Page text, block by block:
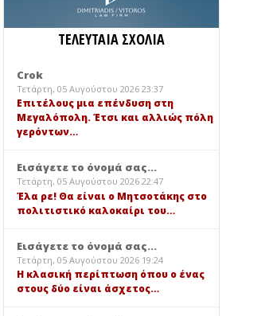
ΤΕΛΕΥΤΑΙΑ ΣΧΟΛΙΑ
Crok
Τετάρτη, 05 Αυγούστου 2026 23:37
Επιτέλους μια επένδυση στη
Μεγαλόπολη. Έτσι και αλλιώς πόλη
γερόντων…
Εισάγετε το όνομά σας...
Τετάρτη, 05 Αυγούστου 2026 22:47
Έλα ρε! Θα είναι ο Μητσοτάκης στο
πολιτιστικό καλοκαίρι του…
Εισάγετε το όνομά σας...
Τετάρτη, 05 Αυγούστου 2026 19:24
Η κλασική περίπτωση όπου ο ένας
στους δύο είναι άσχετος…